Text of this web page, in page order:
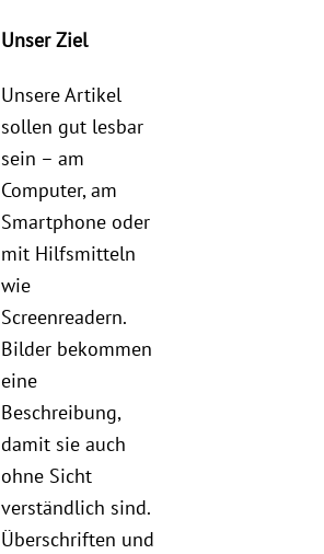
Unser Ziel
Unsere Artikel
sollen gut lesbar
sein – am
Computer, am
Smartphone oder
mit Hilfsmitteln
wie
Screenreadern.
Bilder bekommen
eine
Beschreibung,
damit sie auch
ohne Sicht
verständlich sind.
Überschriften und